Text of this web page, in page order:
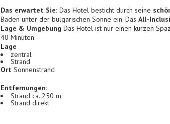
Das erwartet Sie: Das Hotel besticht durch seine
Baden unter der bulgarischen Sonne ein. Das All-
Lage & Umgebung Das Hotel ist nur einen kurzen
40 Minuten
Lage
zentral
Strand
Ort Sonnenstrand
Entfernungen:
Strand ca. 250 m
Strand direkt